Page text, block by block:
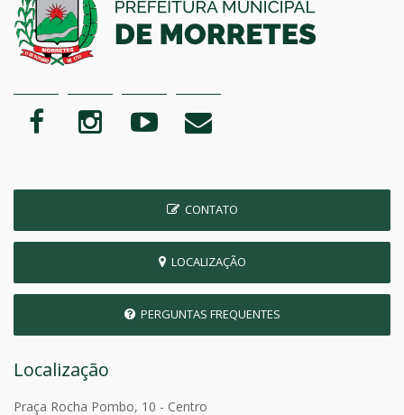
CONTATO
LOCALIZAÇÃO
PERGUNTAS FREQUENTES
Localização
Praça Rocha Pombo, 10 - Centro